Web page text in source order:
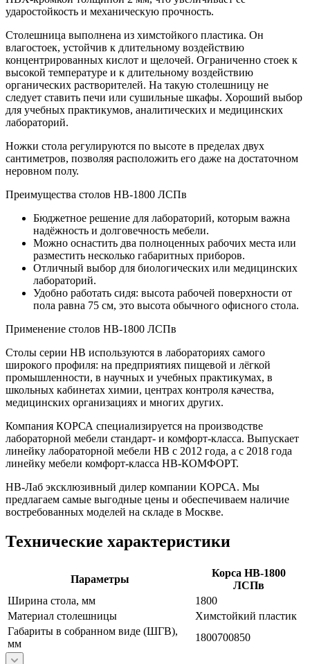
ударостойкость и механическую прочность.
Столешница выполнена из химстойкого пластика. Он
влагостоек, устойчив к длительному воздействию
концентрированных кислот и щелочей. Ограниченно стоек к
высокой температуре и к длительному воздействию
органических растворителей. На такую столешницу не
следует ставить печи или сушильные шкафы. Хороший выбор
для учебных практикумов, аналитических и медицинских
лабораторий.
Ножки стола регулируются по высоте в пределах двух
сантиметров, позволяя расположить его даже на достаточном
неровном полу.
Преимущества столов НВ-1800 ЛСПв
Бюджетное решение для лабораторий, которым важна
надёжность и долговечность мебели.
Можно оснастить два полноценных рабочих места или
разместить несколько габаритных приборов.
Отличный выбор для биологических или медицинских
лабораторий.
Удобно работать сидя: высота рабочей поверхности от
пола равна 75 см, это высота обычного офисного стола.
Применение столов НВ-1800 ЛСПв
Столы серии НВ используются в лабораториях самого
широкого профиля: на предприятиях пищевой и лёгкой
промышленности, в научных и учебных практикумах, в
школьных кабинетах химии, центрах контроля качества,
медицинских организациях и многих других.
Компания КОРСА специализируется на производстве
лабораторной мебели стандарт- и комфорт-класса. Выпускает
линейку лабораторной мебели НВ с 2012 года, а с 2018 года
линейку мебели комфорт-класса НВ-КОМФОРТ.
НВ-Лаб эксклюзивный дилер компании КОРСА. Мы
предлагаем самые выгодные цены и обеспечиваем наличие
востребованных моделей на складе в Москве.
Технические характеристики
Параметры
Корса НВ-1800
ЛСПв
Ширина стола, мм
1800
Материал столешницы
Химстойкий пластик
Габариты в собранном виде (ШГВ),
мм
1800700850